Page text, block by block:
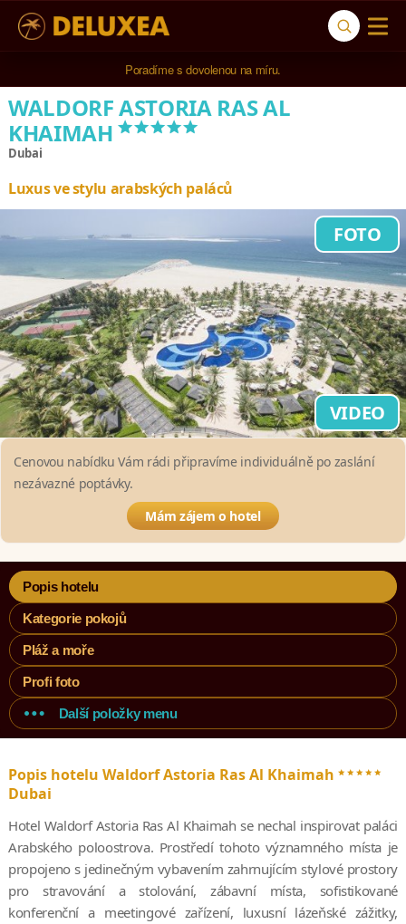
5* cestovní kancelář na luxusní dovolenou od 100.000 Kč.
WALDORF ASTORIA RAS AL
KHAIMAH*****
Dubai
Luxus ve stylu arabských paláců
FOTO
VIDEO
Cenovou nabídku Vám rádi připravíme individuálně po zaslání
nezávazné poptávky.
Mám zájem o hotel
Popis hotelu
Kategorie pokojů
Pláž a moře
Profi foto
Další položky menu
Popis hotelu Waldorf Astoria Ras Al Khaimah *****
Dubai
Hotel Waldorf Astoria Ras Al Khaimah se nechal inspirovat paláci
Arabského poloostrova. Prostředí tohoto významného místa je
propojeno s jedinečným vybavením zahrnujícím stylové prostory
pro stravování a stolování, zábavní místa, sofistikované
konferenční a meetingové zařízení, luxusní lázeňské zážitky,